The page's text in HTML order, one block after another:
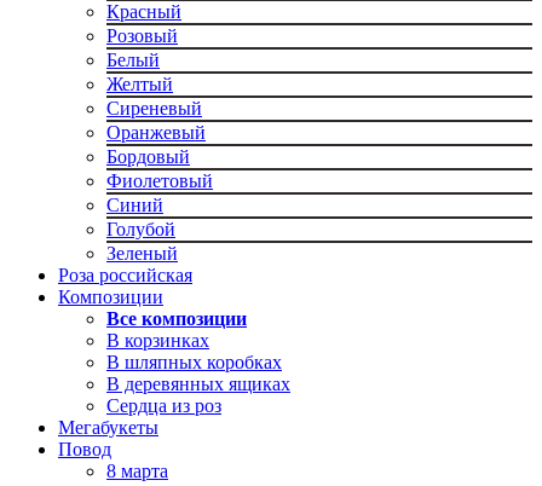
Красный
Розовый
Белый
Желтый
Сиреневый
Оранжевый
Бордовый
Фиолетовый
Синий
Голубой
Зеленый
Роза российская
Композиции
Все композиции
В корзинках
В шляпных коробках
В деревянных ящиках
Сердца из роз
Мегабукеты
Повод
8 марта